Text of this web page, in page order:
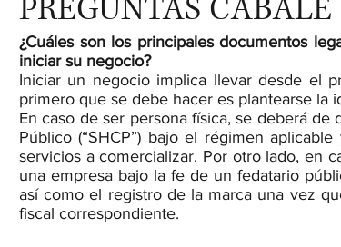
PREGUNTAS CABALE
¿Cuáles son los principales documentos
iniciar su negocio?
Iniciar un negocio implica llevar desde el
primero que se debe hacer es plantearse la
En caso de ser persona física, se deberá
Público (“SHCP”) bajo el régimen
servicios a comercializar. Por otro lado, en
una empresa bajo la fe de un fedatario
así como el registro de la marca una vez
fiscal correspondiente.